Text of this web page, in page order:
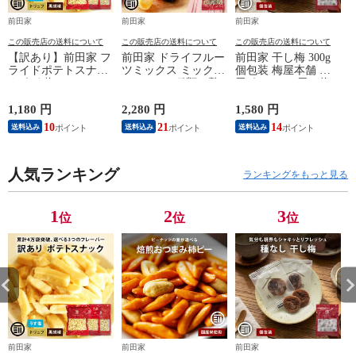
前田家
この販売店の送料について
【訳あり】前田家 フ
ライドポテトスナッ
リュフ ブラックペッ
パー ポテトスナック
ポテト スナック お
MAEDAYA
1,180 円
送料込み 10
前田家
この販売店の送料について
前田家 ドライフルー
ツミックス ミックス
物サプリメント ビタ
ミン 食物繊維 鉄分
カリウム ポリフェノ
2,280 円
送料込み 21
前田家
この販売店の送料について
前田家 干し梅 300g
個包装 梅屋本舗 梅
つまみ お菓子 現場
作業 夏バテ防止 熱
中症 塩分 補給 大容
1,580 円
送料込み 14
人気ランキング ランキングをもっと見る
1位
前田家
2位
前田家
3位
前田家